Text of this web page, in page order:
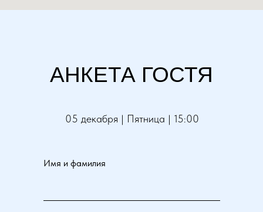
05 декабря | Пятница | 15:00
Имя и фамилия
АНКЕТА ГОСТЯ